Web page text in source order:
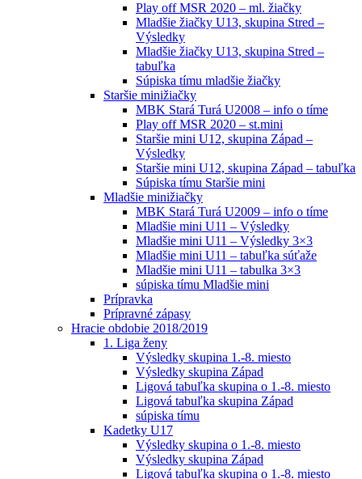
Play off MSR 2020 – ml. žiačky
Mladšie žiačky U13, skupina Stred –
Výsledky
Mladšie žiačky U13, skupina Stred –
tabuľka
Súpiska tímu mladšie žiačky
Staršie minižiačky
MBK Stará Turá U2008 – info o tíme
Play off MSR 2020 – st.mini
Staršie mini U12, skupina Západ –
Výsledky
Staršie mini U12, skupina Západ – tabuľka
Súpiska tímu Staršie mini
Mladšie minižiačky
MBK Stará Turá U2009 – info o tíme
Mladšie mini U11 – Výsledky
Mladšie mini U11 – Výsledky 3×3
Mladšie mini U11 – tabuľka súťaže
Mladšie mini U11 – tabulka 3×3
súpiska tímu Mladšie mini
Prípravka
Prípravné zápasy
Hracie obdobie 2018/2019
1. Liga ženy
Výsledky skupina 1.-8. miesto
Výsledky skupina Západ
Ligová tabuľka skupina o 1.-8. miesto
Ligová tabuľka skupina Západ
súpiska tímu
Kadetky U17
Výsledky skupina o 1.-8. miesto
Výsledky skupina Západ
Ligová tabuľka skupina o 1.-8. miesto